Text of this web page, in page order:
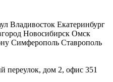
Владивосток Екатеринбург
Новосибирск Омск
Симферополь Ставрополь
переулок, дом 2, офис 351